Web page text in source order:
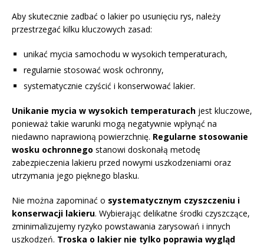
Aby skutecznie zadbać o lakier po usunięciu rys, należy
przestrzegać kilku kluczowych zasad:
unikać mycia samochodu w wysokich temperaturach,
regularnie stosować wosk ochronny,
systematycznie czyścić i konserwować lakier.
Unikanie mycia w wysokich temperaturach jest kluczowe,
ponieważ takie warunki mogą negatywnie wpłynąć na
niedawno naprawioną powierzchnię. Regularne stosowanie
wosku ochronnego stanowi doskonałą metodę
zabezpieczenia lakieru przed nowymi uszkodzeniami oraz
utrzymania jego pięknego blasku.
Nie można zapominać o systematycznym czyszczeniu i
konserwacji lakieru. Wybierając delikatne środki czyszczące,
zminimalizujemy ryzyko powstawania zarysowań i innych
uszkodzeń. Troska o lakier nie tylko poprawia wygląd